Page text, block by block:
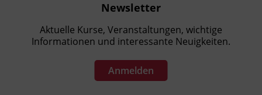
Newsletter
Aktuelle Kurse, Veranstaltungen, wichtige
Informationen und interessante Neuigkeiten.
Anmelden